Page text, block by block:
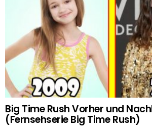
Big Time Rush Vorher und
(Fernsehserie Big Time Rush)